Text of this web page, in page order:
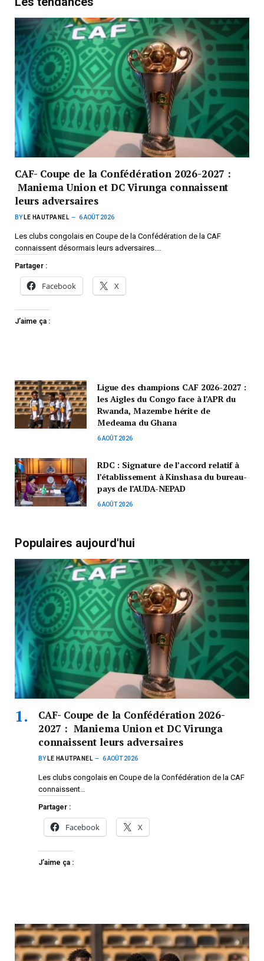
CAF- Coupe de la Confédération 2026-2027 :
Maniema Union et DC Virunga connaissent
leurs adversaires
BY LE HAUTPANEL 6 AOÛT 2026
Les clubs congolais en Coupe de la Confédération de la CAF
connaissent désormais leurs adversaires.…
Partager :
Facebook X
J’aime ça :
Ligue des champions CAF 2026-2027 :
les Aigles du Congo face à l’APR du
Rwanda, Mazembe hérite de
Medeama du Ghana
6 AOÛT 2026
RDC : Signature de l’accord relatif à
l’établissement à Kinshasa du bureau-
pays de l’AUDA-NEPAD
6 AOÛT 2026
Populaires aujourd'hui
CAF- Coupe de la Confédération 2026-
2027 : Maniema Union et DC Virunga
connaissent leurs adversaires
BY LE HAUTPANEL 6 AOÛT 2026
Les clubs congolais en Coupe de la Confédération de la CAF
connaissent…
Partager :
Facebook X
J’aime ça :